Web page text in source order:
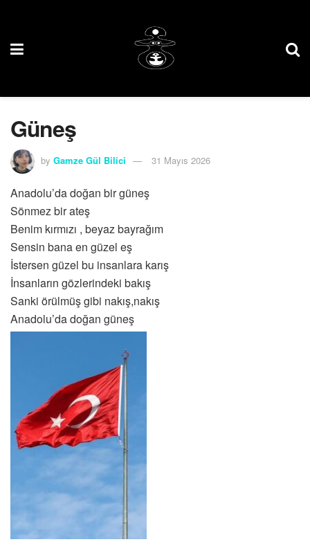
Güneş
by Gamze Gül Bilici 31 Mayıs 2026
Anadolu’da doğan bir güneş
Sönmez bir ateş
Benim kırmızı , beyaz bayrağım
Sensin bana en güzel eş
İstersen güzel bu insanlara karış
İnsanların gözlerindeki bakış
Sanki örülmüş gibi nakış,nakış
Anadolu’da doğan güneş